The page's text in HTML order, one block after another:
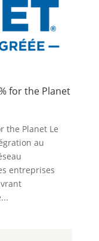
for the Planet
the Planet Le
au
entreprises